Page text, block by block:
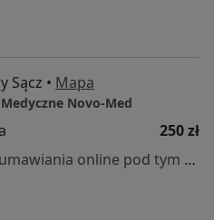
Sącz • Mapa
Novo-Med
250 zł
Specjalista nie oferuje umawiania online pod tym adresem.